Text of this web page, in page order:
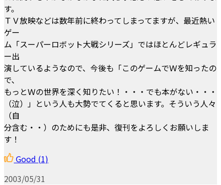
す。
ＴＶ放映などは数年前に終わってしまってますが、最近熱い
ゲー
ム「スーパーロボット大戦シリーズ」ではほとんどレギュラ
ー出
演しているようなので、今後も「このゲームでＷを知ったの
で、
もっとＷの世界を深く知りたい！・・・でも本がない・・・
（泣）」という人も大勢でてくると思います。そういう人々
（自
分含む・・）のためにも是非、復刊をよろしくお願いしま
す！
Good (1)
2003/05/31